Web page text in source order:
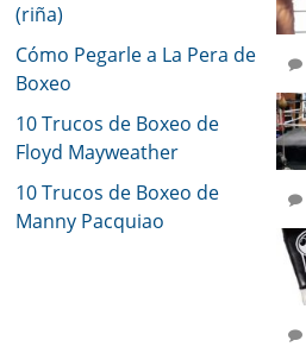
(riña)
Cómo Pegarle a La Pera de
Boxeo
10 Trucos de Boxeo de
Floyd Mayweather
10 Trucos de Boxeo de
Manny Pacquiao